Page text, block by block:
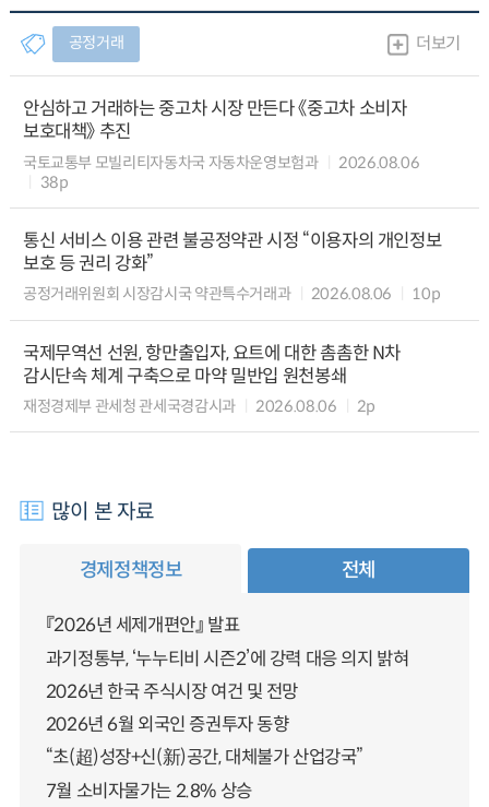
공정거래 더보기
안심하고 거래하는 중고차 시장 만든다 《중고차 소비자
보호대책》 추진
국토교통부 모빌리티자동차국 자동차운영보험과
2026.08.06
38p
통신 서비스 이용 관련 불공정약관 시정 “이용자의 개인정보
보호 등 권리 강화”
공정거래위원회 시장감시국 약관특수거래과 2026.08.06 10p
국제무역선 선원, 항만출입자, 요트에 대한 촘촘한 N차
감시단속 체계 구축으로 마약 밀반입 원천봉쇄
재정경제부 관세청 관세국경감시과 2026.08.06 2p
많이 본 자료
경제정책정보 전체
『2026년 세제개편안』 발표
과기정통부, ‘누누티비 시즌2’에 강력 대응 의지 밝혀
2026년 한국 주식시장 여건 및 전망
2026년 6월 외국인 증권투자 동향
“초(超)성장+신(新)공간, 대체불가 산업강국”
7월 소비자물가는 2.8% 상승